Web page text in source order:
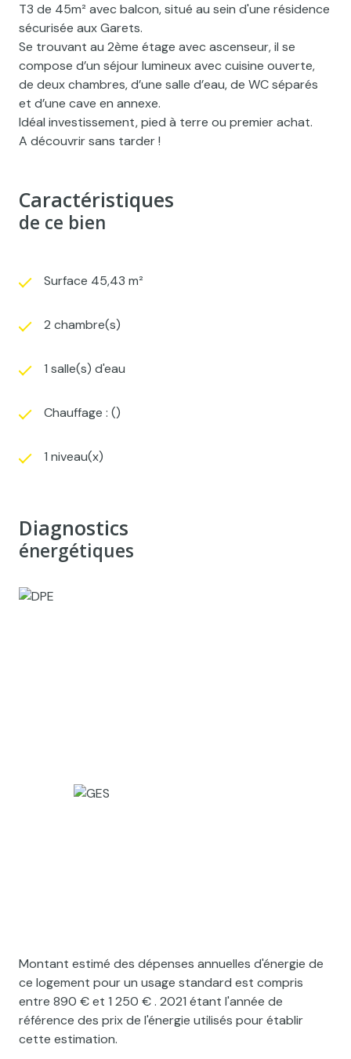
T3 de 45m² avec balcon, situé au sein d'une résidence
sécurisée aux Garets.
Se trouvant au 2ème étage avec ascenseur, il se
compose d’un séjour lumineux avec cuisine ouverte,
de deux chambres, d’une salle d’eau, de WC séparés
et d’une cave en annexe.
Idéal investissement, pied à terre ou premier achat.
A découvrir sans tarder !
Caractéristiques
de ce bien
Surface 45,43 m²
2 chambre(s)
1 salle(s) d'eau
Chauffage : ()
1 niveau(x)
Diagnostics
énergétiques
Montant estimé des dépenses annuelles d'énergie de
ce logement pour un usage standard est compris
entre 890 € et 1 250 € . 2021 étant l'année de
référence des prix de l'énergie utilisés pour établir
cette estimation.